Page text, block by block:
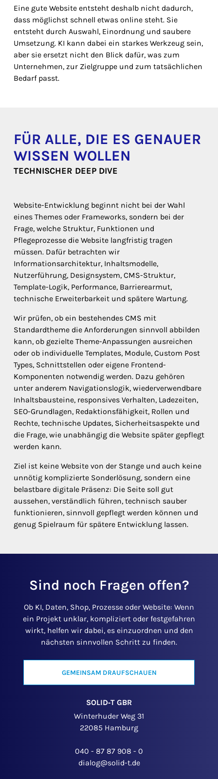
Eine gute Website entsteht deshalb nicht dadurch,
dass möglichst schnell etwas online steht. Sie
entsteht durch Auswahl, Einordnung und saubere
Umsetzung. KI kann dabei ein starkes Werkzeug sein,
aber sie ersetzt nicht den Blick dafür, was zum
Unternehmen, zur Zielgruppe und zum tatsächlichen
Bedarf passt.
FÜR ALLE, DIE ES GENAUER
WISSEN WOLLEN
TECHNISCHER DEEP DIVE
Website-Entwicklung beginnt nicht bei der Wahl
eines Themes oder Frameworks, sondern bei der
Frage, welche Struktur, Funktionen und
Pflegeprozesse die Website langfristig tragen
müssen. Dafür betrachten wir
Informationsarchitektur, Inhaltsmodelle,
Nutzerführung, Designsystem, CMS-Struktur,
Template-Logik, Performance, Barrierearmut,
technische Erweiterbarkeit und spätere Wartung.
Wir prüfen, ob ein bestehendes CMS mit
Standardtheme die Anforderungen sinnvoll abbilden
kann, ob gezielte Theme-Anpassungen ausreichen
oder ob individuelle Templates, Module, Custom Post
Types, Schnittstellen oder eigene Frontend-
Komponenten notwendig werden. Dazu gehören
unter anderem Navigationslogik, wiederverwendbare
Inhaltsbausteine, responsives Verhalten, Ladezeiten,
SEO-Grundlagen, Redaktionsfähigkeit, Rollen und
Rechte, technische Updates, Sicherheitsaspekte und
die Frage, wie unabhängig die Website später gepflegt
werden kann.
Ziel ist keine Website von der Stange und auch keine
unnötig komplizierte Sonderlösung, sondern eine
belastbare digitale Präsenz: Die Seite soll gut
aussehen, verständlich führen, technisch sauber
funktionieren, sinnvoll gepflegt werden können und
genug Spielraum für spätere Entwicklung lassen.
Sind noch Fragen offen?
Ob KI, Daten, Shop, Prozesse oder Website: Wenn
ein Projekt unklar, kompliziert oder festgefahren
wirkt, helfen wir dabei, es einzuordnen und den
nächsten sinnvollen Schritt zu finden.
GEMEINSAM DRAUFSCHAUEN
SOLID‑T GBR
Winterhuder Weg 31
22085 Hamburg
040 - 87 87 908 - 0
dialog@solid-t.de